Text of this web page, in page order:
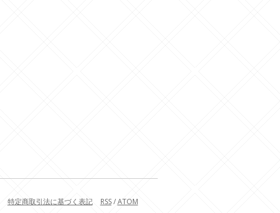
特定商取引法に基づく表記 RSS/ATOM